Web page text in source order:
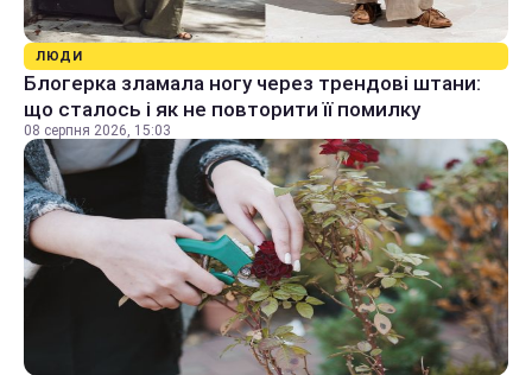
ЛЮДИ
Блогерка зламала ногу через трендові штани:
що сталось і як не повторити її помилку
08 серпня 2026, 15:03